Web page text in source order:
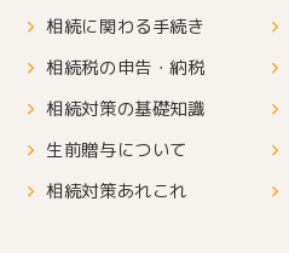
相続に関わる手続き
相続税の申告・納税
相続対策の基礎知識
生前贈与について
相続対策あれこれ